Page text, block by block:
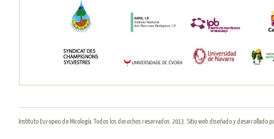
Instituto Europeo de Micología. Todos los derechos reservados. 2013. Sitio web diseñado y desarrollado